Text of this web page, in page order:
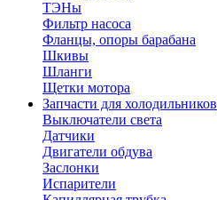
ТЭНы
Фильтр насоса
Фланцы, опоры барабана
Шкивы
Шланги
Щетки мотора
Запчасти для холодильников
Выключатели света
Датчики
Двигатели обдува
Заслонки
Испарители